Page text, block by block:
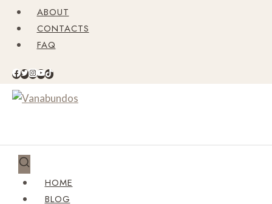
Zum
Inhalt
springen
ABOUT
CONTACTS
FAQ
HOME
BLOG